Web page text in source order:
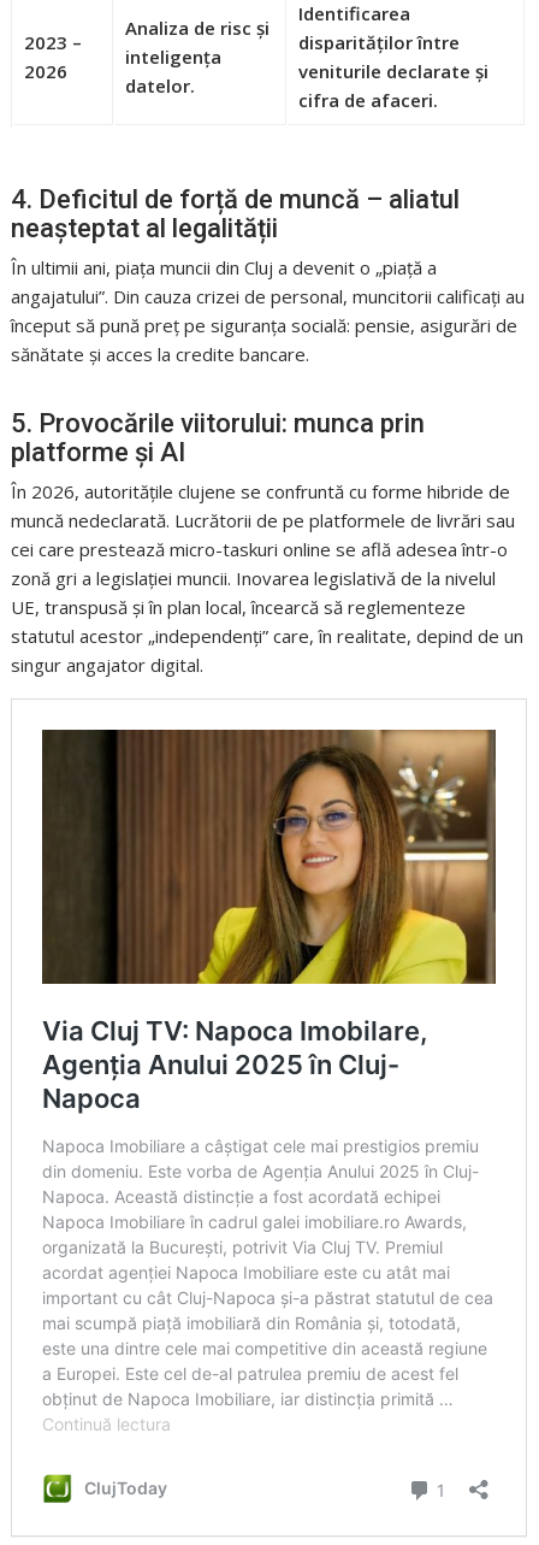
2023 –
2026
Analiza de risc și
inteligența
datelor.
Identificarea
disparităților între
veniturile declarate și
cifra de afaceri.
4. Deficitul de forță de muncă – aliatul
neașteptat al legalității
În ultimii ani, piața muncii din Cluj a devenit o „piață a
angajatului”. Din cauza crizei de personal, muncitorii calificați au
început să pună preț pe siguranța socială: pensie, asigurări de
sănătate și acces la credite bancare.
5. Provocările viitorului: munca prin
platforme și AI
În 2026, autoritățile clujene se confruntă cu forme hibride de
muncă nedeclarată. Lucrătorii de pe platformele de livrări sau
cei care prestează micro-taskuri online se află adesea într-o
zonă gri a legislației muncii. Inovarea legislativă de la nivelul
UE, transpusă și în plan local, încearcă să reglementeze
statutul acestor „independenți” care, în realitate, depind de un
singur angajator digital.